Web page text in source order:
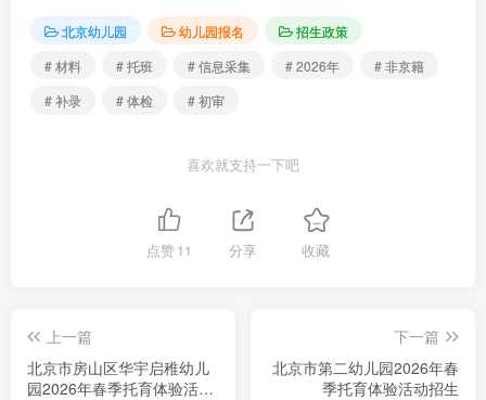
证明、残疾儿童证明、孤儿福利证明、北京市卫健
委出具的抗疫一线医护人员工作证明、国家战略援
派人员证明)。
一般分为6大类：在京务工证明、房产
防接种接种证、特殊证件。
jpg格式证件照。
北京幼儿园 幼儿园报名
招生政策
# 材料
# 托班 # 信息采集 # 2026年
# 非京籍
# 补录
# 体检 # 初审
喜欢就支持一下吧
点赞11 分享 收藏
上一篇
北京市房山区华宇启稚幼儿
园2026年春季托育体验活动
下一篇
北京市第二幼儿园2026年春
季托育体验活动招生